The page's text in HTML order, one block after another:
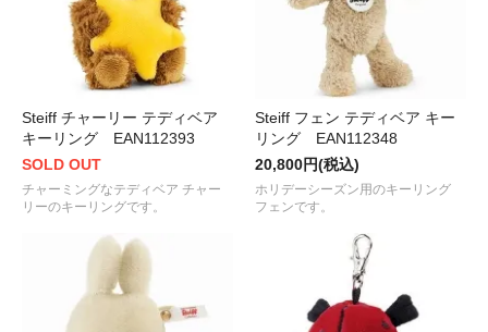
Steiff チャーリー テディベア
キーリング EAN112393
SOLD OUT
チャーミングなテディベア チャー
リーのキーリングです。
Steiff フェン テディベア キー
リング EAN112348
20,800円(税込)
ホリデーシーズン用のキーリング
フェンです。